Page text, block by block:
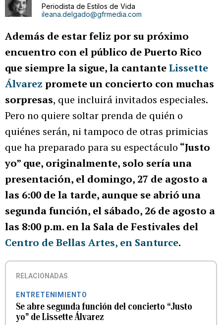
Periodista de Estilos de Vida
ileana.delgado@gfrmedia.com
Además de estar feliz por su próximo
encuentro con el público de Puerto Rico
que siempre la sigue, la cantanteLissette
Álvarez promete un concierto con muchas
sorpresas, que incluirá invitados especiales.
Pero no quiere soltar prenda de quién o
quiénes serán, ni tampoco de otras primicias
que ha preparado para su espectáculo “Justo
yo” que, originalmente, solo sería una
presentación, el domingo, 27 de agosto a
las 6:00 de la tarde, aunque se abrió una
segunda función, el sábado, 26 de agosto a
las 8:00 p.m. en la Sala de Festivales del
Centro de Bellas Artes, en Santurce.
RELACIONADAS
ENTRETENIMIENTO
Se abre segunda función del concierto “Justo
yo” de Lissette Álvarez